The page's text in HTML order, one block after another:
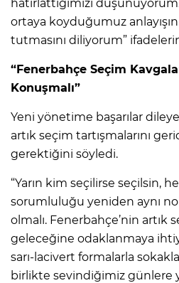
hatırlattığımızı
ortaya koyduğumuz
tutmasını diliyorum”
“Fenerbahçe Seçim
Konuşmalı”
Yeni yönetime başarılar
artık seçim tartışmalarını
gerektiğini söyledi.
“Yarın kim seçilirse seçilsin,
sorumluluğu yeniden aynı
olmalı. Fenerbahçe’nin artık
geleceğine odaklanmaya
sarı-lacivert formalarla
birlikte sevindiğimiz günlere